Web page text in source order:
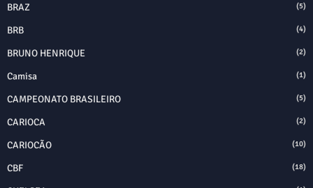
BRAZ (5)
BRB (4)
BRUNO HENRIQUE (2)
Camisa (1)
CAMPEONATO BRASILEIRO (5)
CARIOCA (2)
CARIOCÃO (10)
CBF (18)